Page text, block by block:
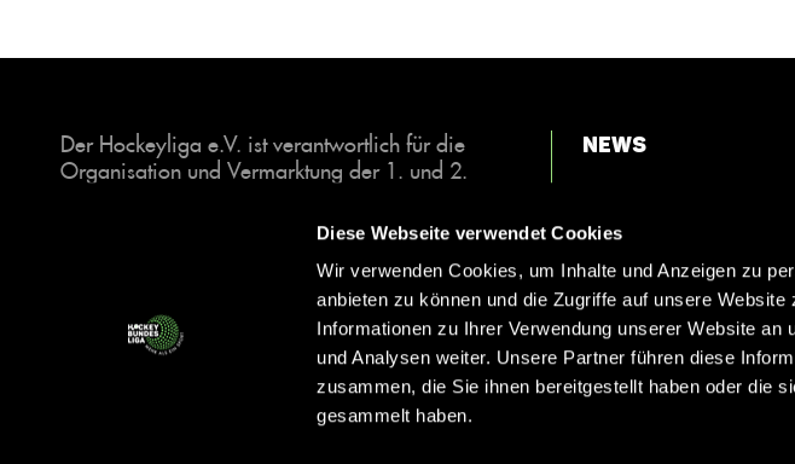
Diese Webseite verwendet Cookies
Wir verwenden Cookies, um Inhalte und Anzeigen zu
anbieten zu können und die Zugriffe auf unsere
Informationen zu Ihrer Verwendung unserer Website
und Analysen weiter. Unsere Partner führen diese
zusammen, die Sie ihnen bereitgestellt haben oder die
gesammelt haben.
Der Hockeyliga e.V. ist verantwortlich für die
Organisation und Vermarktung der 1. und 2.
Halle. Insgesamt sind über 60 Vereine unter dem
Dach der Hockeyliga organisiert, sowohl im
Herren als auch im Damen Bereich.
News
Kontakt